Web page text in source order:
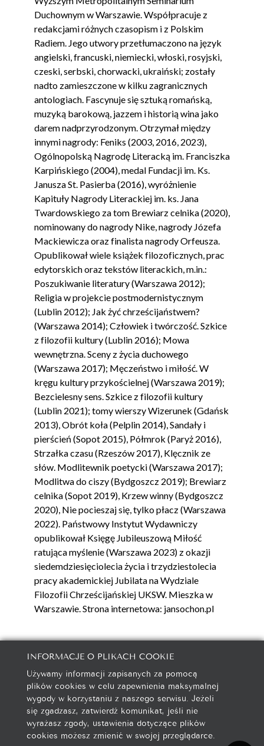
Duchownym w Warszawie. Współpracuje z
redakcjami różnych czasopism i z Polskim
Radiem. Jego utwory przetłumaczono na język
angielski, francuski, niemiecki, włoski, rosyjski,
czeski, serbski, chorwacki, ukraiński; zostały
nadto zamieszczone w kilku zagranicznych
antologiach. Fascynuje się sztuką romańską,
muzyką barokową, jazzem i historią wina jako
darem nadprzyrodzonym. Otrzymał między
innymi nagrody: Feniks (2003, 2016, 2023),
Ogólnopolską Nagrodę Literacką im. Franciszka
Karpińskiego (2004), medal Fundacji im. Ks.
Janusza St. Pasierba (2016), wyróżnienie
Kapituły Nagrody Literackiej im. ks. Jana
Twardowskiego za tom Brewiarz celnika (2020),
nominowany do nagrody Nike, nagrody Józefa
Mackiewicza oraz finalista nagrody Orfeusza.
Opublikował wiele książek filozoficznych, prac
edytorskich oraz tekstów literackich, m.in.:
Poszukiwanie literatury (Warszawa 2012);
Religia w projekcie postmodernistycznym
(Lublin 2012); Jak żyć chrześcijaństwem?
(Warszawa 2014); Człowiek i twórczość. Szkice
z filozofii kultury (Lublin 2016); Mowa
wewnętrzna. Sceny z życia duchowego
(Warszawa 2017); Męczeństwo i miłość. W
kręgu kultury przykościelnej (Warszawa 2019);
Bezcielesny sens. Szkice z filozofii kultury
(Lublin 2021); tomy wierszy Wizerunek (Gdańsk
2013), Obrót koła (Pelplin 2014), Sandały i
pierścień (Sopot 2015), Półmrok (Paryż 2016),
Strzałka czasu (Rzeszów 2017), Klęcznik ze
słów. Modlitewnik poetycki (Warszawa 2017);
Modlitwa do ciszy (Bydgoszcz 2019); Brewiarz
celnika (Sopot 2019), Krzew winny (Bydgoszcz
2020), Nie pocieszaj się, tylko płacz (Warszawa
2022). Państwowy Instytut Wydawniczy
opublikował Księgę Jubileuszową Miłość
ratująca myślenie (Warszawa 2023) z okazji
siedemdziesięciolecia życia i trzydziestolecia
pracy akademickiej Jubilata na Wydziale
Filozofii Chrześcijańskiej UKSW. Mieszka w
Warszawie. Strona internetowa: jansochon.pl
galeria@autorska.pl
608 596 314
85-078 Bydgoszcz, ul. Chocimska 5
Na początek
INFORMACJE O PLIKACH COOKIE
Używamy informacji zapisanych za pomocą
plików cookies w celu zapewnienia maksymalnej
wygody w korzystaniu z naszego serwisu. Jeżeli
się zgadzasz, zatwierdź komunikat, jeśli nie
wyrażasz zgody, ustawienia dotyczące plików
cookies możesz zmienić w swojej przeglądarce.